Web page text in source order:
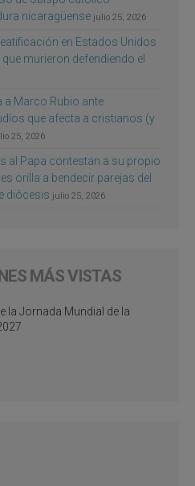
nicaragüense julio 25, 2026
en Estados Unidos
murieron defendiendo el
a Marco Rubio ante
que afecta a cristianos (y
25, 2026
al Papa contestan a su propio
orilla a bendecir parejas del
diócesis julio 25, 2026
MÁS VISTAS
la Jornada Mundial de la